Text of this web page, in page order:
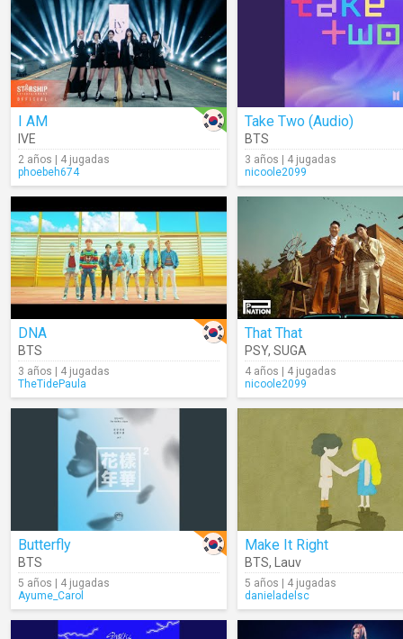
I AM
IVE
2 años | 4 jugadas
phoebeh674
Take Two (Audio)
BTS
3 años | 4 jugadas
nicoole2099
DNA
BTS
3 años | 4 jugadas
TheTidePaula
That That
PSY, SUGA
4 años | 4 jugadas
nicoole2099
Butterfly
BTS
5 años | 4 jugadas
Ayume_Carol
Make It Right
BTS, Lauv
5 años | 4 jugadas
danieladelsc